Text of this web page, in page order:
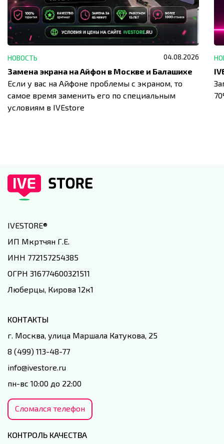
НОВОСТЬ 04.08.2026
Замена экрана на Айфон в Москве и Балашихе
Если у вас на Айфоне проблемы с экраном, то
самое время заменить его по специальным
условиям в IVEstore
IVESTORE®
ИП Мкртчян Г.Е.
ИНН 772157254385
ОГРН 316774600321511
Люберцы, Кирова 12к1
КОНТАКТЫ
г. Москва, улица Маршала Катукова, 25
8 (499) 113-48-77
info@ivestore.ru
пн-вс 10:00 до 22:00
Сломался телефон
КОНТРОЛЬ КАЧЕСТВА